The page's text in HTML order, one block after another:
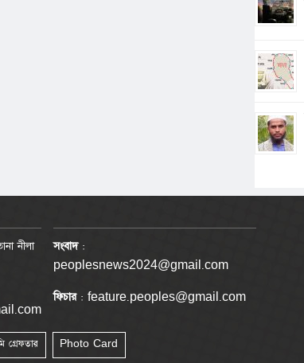
নীলা সংবাদ:
peoplesnews2024@gmail.com
ফিচার: feature.peoples@gmail.com
Photo Card
গ্রেফতার